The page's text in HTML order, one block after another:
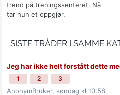
trend på treningssenteret. Nå
tar hun et oppgjør.
SISTE TRÅDER I SAMME
Jeg har ikke helt forstått dette
1 2 3
AnonymBruker, søndag kl 10:58